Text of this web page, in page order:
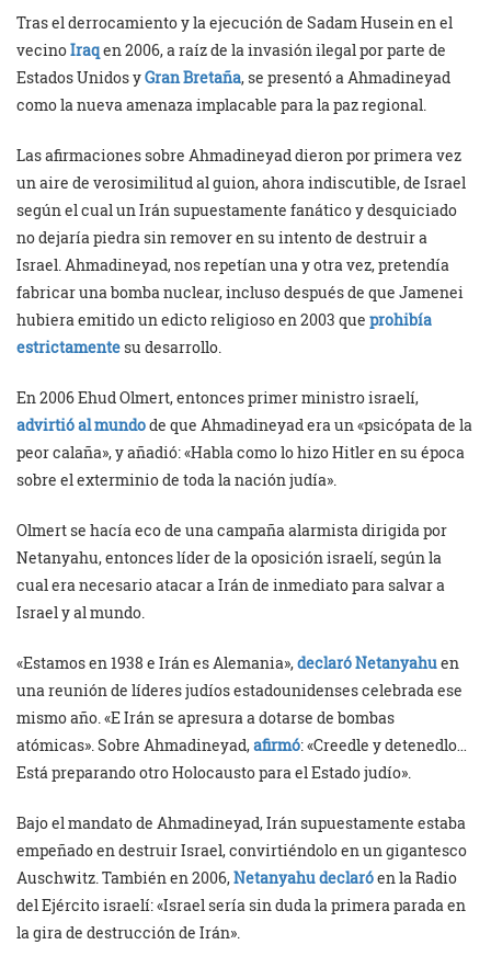
Tras el derrocamiento y la ejecución de Sadam Husein en el
vecinoIraqen 2006, a raíz de la invasión ilegal por parte de
Estados Unidos yGran Bretaña, se presentó a Ahmadineyad
como la nueva amenaza implacable para la paz regional.
Las afirmaciones sobre Ahmadineyad dieron por primera vez
un aire de verosimilitud al guion, ahora indiscutible, de Israel
según el cual un Irán supuestamente fanático y desquiciado
no dejaría piedra sin remover en su intento de destruir a
Israel. Ahmadineyad, nos repetían una y otra vez, pretendía
fabricar una bomba nuclear, incluso después de que Jamenei
hubiera emitido un edicto religioso en 2003 que prohibía
estrictamentesu desarrollo.
En 2006 Ehud Olmert, entonces primer ministro israelí,
advirtió al mundode que Ahmadineyad era un «psicópata de la
peor calaña», y añadió: «Habla como lo hizo Hitler en su época
sobre el exterminio de toda la nación judía».
Olmert se hacía eco de una campaña alarmista dirigida por
Netanyahu, entonces líder de la oposición israelí, según la
cual era necesario atacar a Irán de inmediato para salvar a
Israel y al mundo.
«Estamos en 1938 e Irán es Alemania»,declaró Netanyahuen
una reunión de líderes judíos estadounidenses celebrada ese
mismo año. «E Irán se apresura a dotarse de bombas
atómicas». Sobre Ahmadineyad,afirmó: «Creedle y detenedlo…
Está preparando otro Holocausto para el Estado judío».
Bajo el mandato de Ahmadineyad, Irán supuestamente estaba
empeñado en destruir Israel, convirtiéndolo en un gigantesco
Auschwitz. También en 2006,Netanyahu declaróen la Radio
del Ejército israelí: «Israel sería sin duda la primera parada en
la gira de destrucción de Irán».